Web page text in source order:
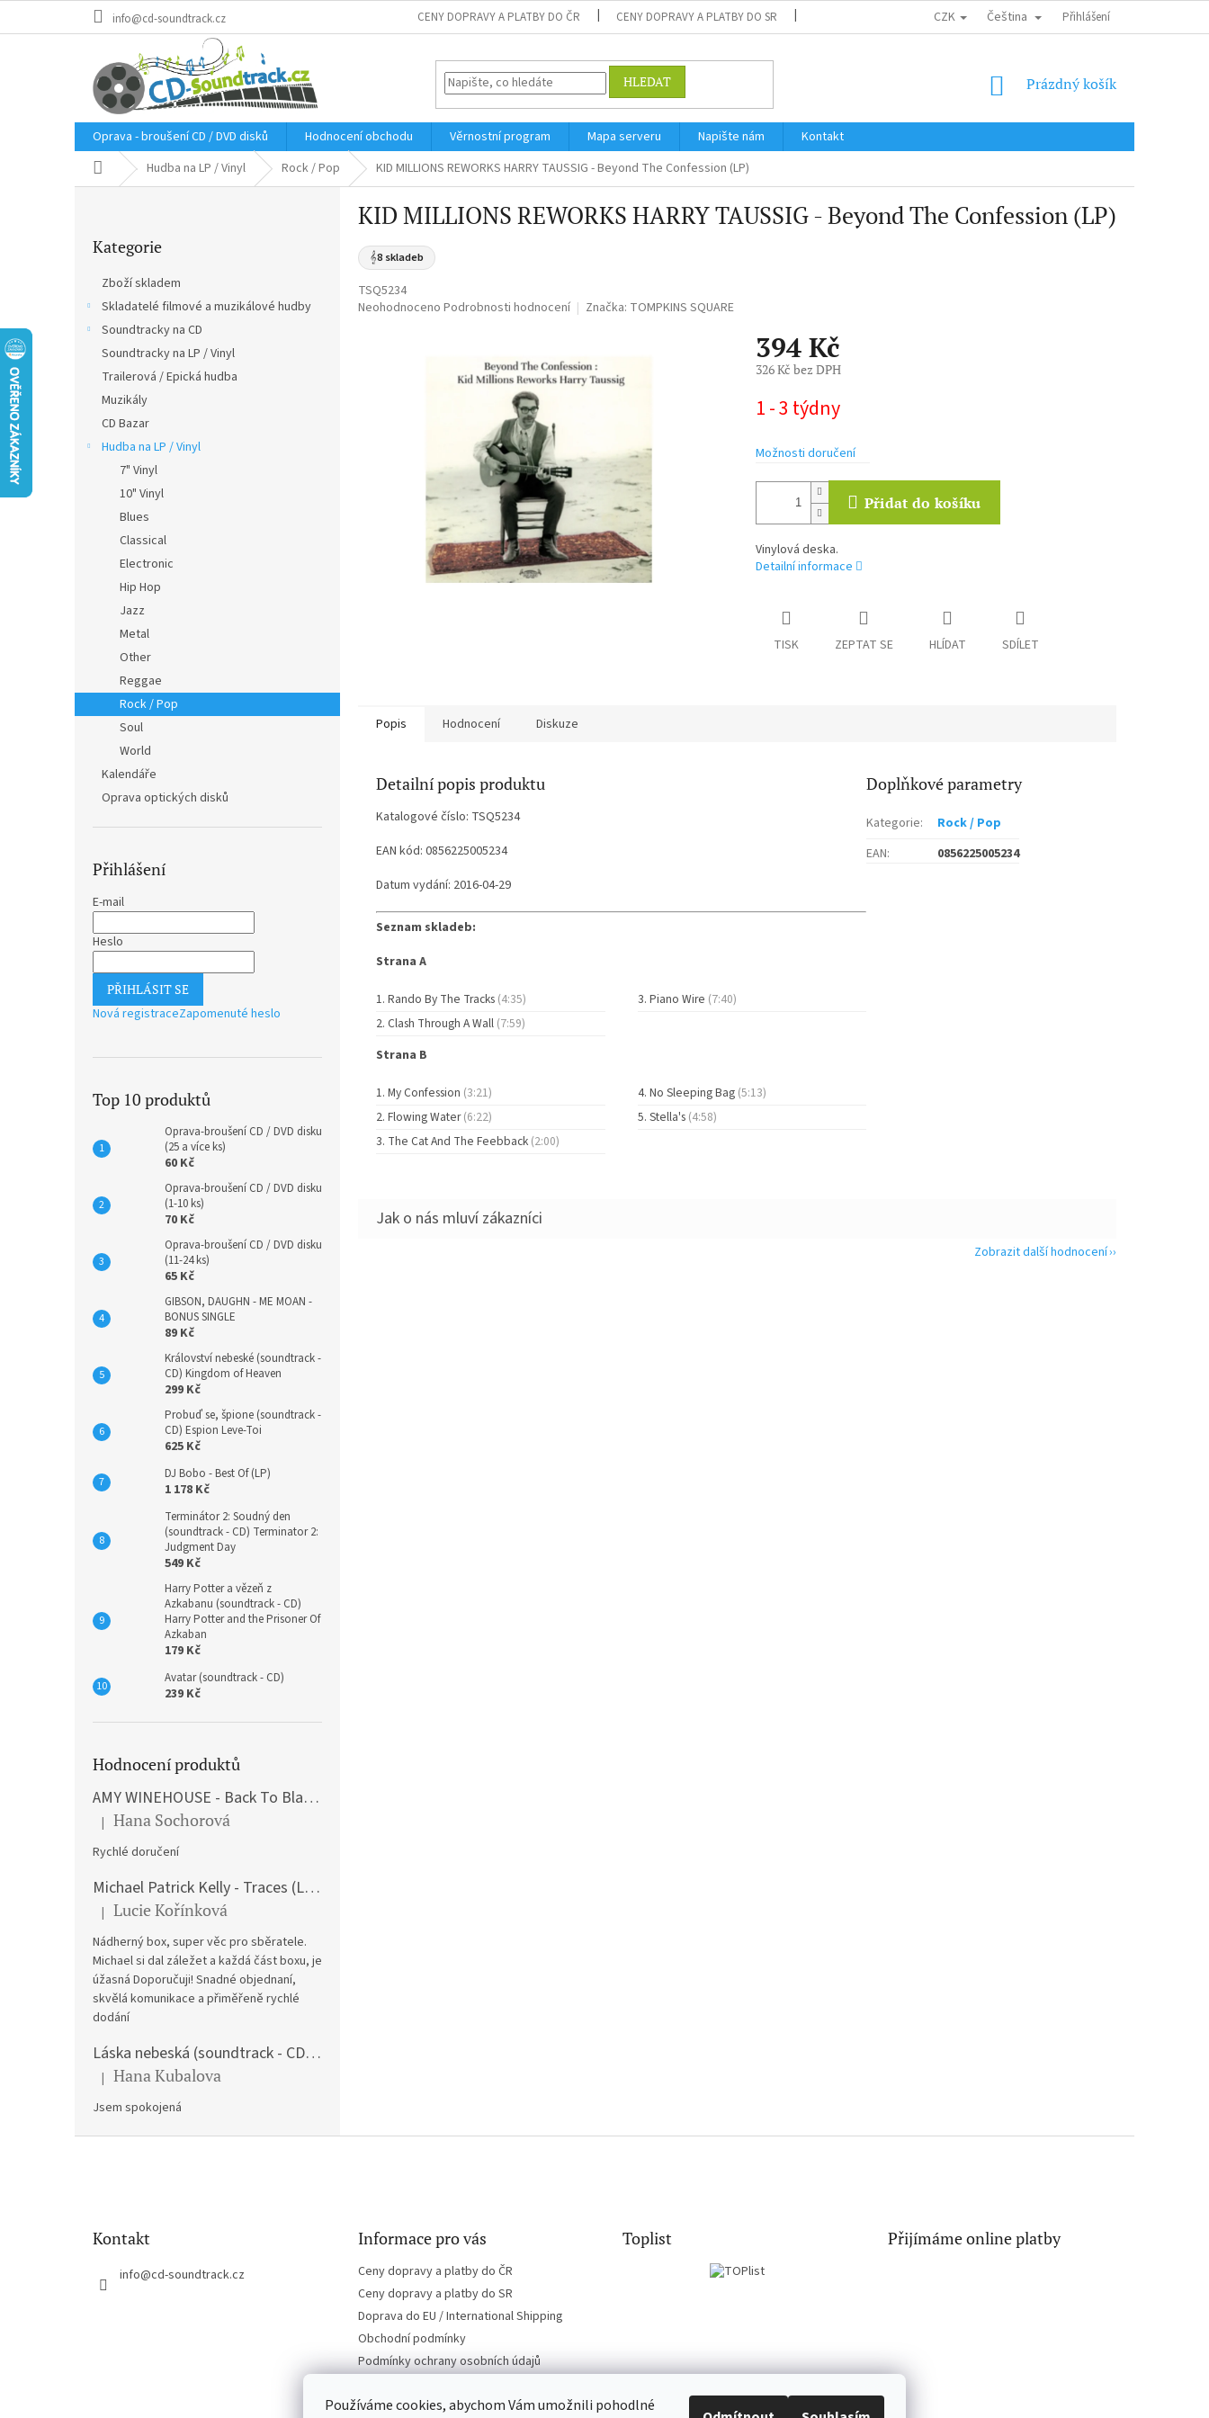
Používáme cookies, abychom Vám umožnili pohodlné
info@cd-soundtrack.cz CENY DOPRAVY A PLATBY DO ČR CENY DOPRAVY A PLATBY DO SR DOPRAVA DO EU / INTERNATIONAL SHIPPING OBCHODNÍ PODMÍNKY
CZK Čeština Přihlášení
HLEDAT
NÁKUPNÍ
Prázdný košík
Oprava - broušení CD / DVD disků Hodnocení obchodu Věrnostní program Mapa serveru Napište nám
Kontakt
Domů Hudba na LP / Vinyl Rock / Pop KID MILLIONS REWORKS HARRY TAUSSIG - Beyond The Confession (LP)
kategorie
Kategorie
Zboží skladem
Skladatelé filmové a muzikálové hudby
Soundtracky na CD
Soundtracky na LP / Vinyl
Trailerová / Epická hudba
Muzikály
CD Bazar
Hudba na LP / Vinyl
7" Vinyl
10" Vinyl
Blues
Classical
Electronic
Hip Hop
Jazz
Metal
Other
Reggae
Rock / Pop
Soul
World
Kalendáře
Oprava optických disků
Přihlášení
E-mail
Heslo
PŘIHLÁSIT SE
Nová registraceZapomenuté heslo
Top 10 produktů
Oprava-broušení CD / DVD disku
(25 a více ks)
60 Kč
Oprava-broušení CD / DVD disku
(1-10 ks)
70 Kč
Oprava-broušení CD / DVD disku
(11-24 ks)
65 Kč
GIBSON, DAUGHN - ME MOAN -
BONUS SINGLE
89 Kč
Království nebeské (soundtrack -
CD) Kingdom of Heaven
299 Kč
Probuď se, špione (soundtrack -
CD) Espion Leve-Toi
625 Kč
DJ Bobo - Best Of (LP)
1 178 Kč
Terminátor 2: Soudný den
(soundtrack - CD) Terminator 2:
Judgment Day
549 Kč
Harry Potter a vězeň z
Azkabanu (soundtrack - CD)
Harry Potter and the Prisoner Of
Azkaban
179 Kč
Avatar (soundtrack - CD)
239 Kč
Hodnocení produktů
AMY WINEHOUSE - Back To Black (LP)
Hodnocení produktu je 5 z 5 hvězdiček.
| Hana Sochorová
Rychlé doručení
Michael Patrick Kelly - Traces (Limited Edition) (Premium Box-Set) (LP)
Hodnocení produktu je 5 z 5 hvězdiček.
| Lucie Kořínková
Nádherný box, super věc pro sběratele.
Michael si dal záležet a každá část boxu, je
úžasná Doporučuji! Snadné objednaní,
skvělá komunikace a přiměřeně rychlé
dodání
Láska nebeská (soundtrack - CD) Love Actually
Hodnocení produktu je 5 z 5 hvězdiček.
| Hana Kubalova
Jsem spokojená
KID MILLIONS REWORKS HARRY TAUSSIG - Beyond The Confession (LP)
𝄞8 skladeb
TSQ5234
Průměrné
Neohodnoceno Podrobnosti hodnocení Značka: TOMPKINS SQUARE
394 Kč
326 Kč bez DPH
cena:
1 - 3 týdny
Možnosti doručení
Přidat do košíku
Vinylová deska.
Detailní informace
TISK ZEPTAT SE HLÍDAT SDÍLET
Popis Hodnocení Diskuze
Detailní popis produktu
Katalogové číslo: TSQ5234
EAN kód: 0856225005234
Datum vydání: 2016-04-29
Seznam skladeb:
Strana A
Rando By The Tracks (4:35)
Clash Through A Wall (7:59)
Piano Wire (7:40)
Strana B
My Confession (3:21)
Flowing Water(6:22)
The Cat And The Feebback (2:00)
No Sleeping Bag (5:13)
Stella's (4:58)
Doplňkové parametry
Kategorie:
Rock / Pop
EAN: 0856225005234
Zobrazit další hodnocení
Kontakt
info@cd-soundtrack.cz
Informace pro vás
Ceny dopravy a platby do ČR
Ceny dopravy a platby do SR
Doprava do EU / International Shipping
Obchodní podmínky
Podmínky ochrany osobních údajů
Toplist Přijímáme online platby